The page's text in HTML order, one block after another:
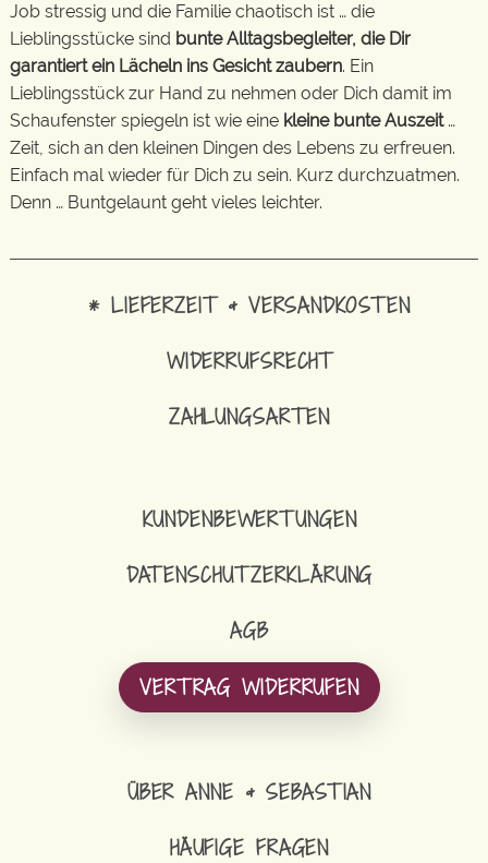
Job stressig und die Familie chaotisch ist … die
Lieblingsstücke sind bunte Alltagsbegleiter, die Dir
garantiert ein Lächeln ins Gesicht zaubern. Ein
Lieblingsstück zur Hand zu nehmen oder Dich damit im
Schaufenster spiegeln ist wie eine kleine bunte Auszeit…
Zeit, sich an den kleinen Dingen des Lebens zu erfreuen.
Einfach mal wieder für Dich zu sein. Kurz durchzuatmen.
Denn … Buntgelaunt geht vieles leichter.
* LIEFERZEIT & VERSANDKOSTEN
WIDERRUFSRECHT
ZAHLUNGSARTEN
KUNDENBEWERTUNGEN
DATENSCHUTZERKLÄRUNG
AGB
VERTRAG WIDERRUFEN
ÜBER ANNE & SEBASTIAN
HÄUFIGE FRAGEN